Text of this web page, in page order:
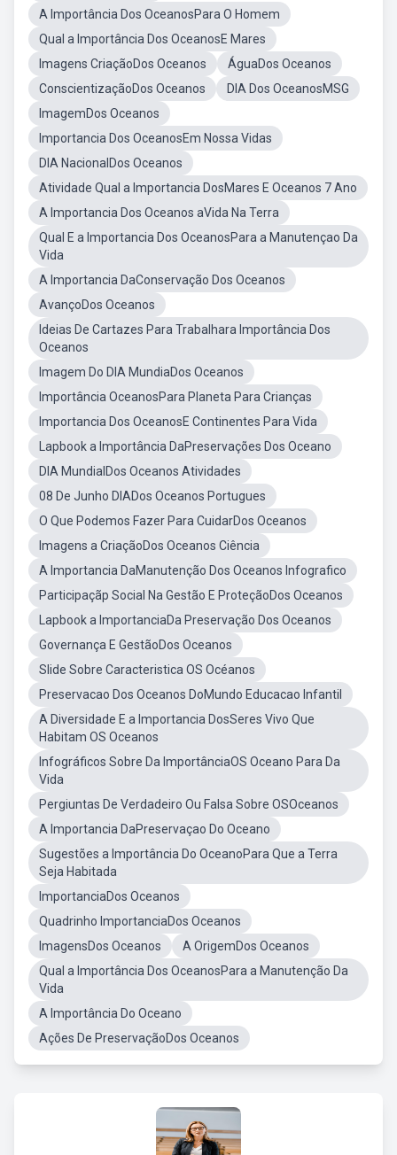
A Importância Dos OceanosPara O Homem
Qual a Importância Dos OceanosE Mares
Imagens CriaçãoDos Oceanos
ÁguaDos Oceanos
ConscientizaçãoDos Oceanos
DIA Dos OceanosMSG
ImagemDos Oceanos
Importancia Dos OceanosEm Nossa Vidas
DIA NacionalDos Oceanos
Atividade Qual a Importancia DosMares E Oceanos 7 Ano
A Importancia Dos Oceanos aVida Na Terra
Qual E a Importancia Dos OceanosPara a Manutençao Da
Vida
A Importancia DaConservação Dos Oceanos
AvançoDos Oceanos
Ideias De Cartazes Para Trabalhara Importância Dos
Oceanos
Imagem Do DIA MundiaDos Oceanos
Importância OceanosPara Planeta Para Crianças
Importancia Dos OceanosE Continentes Para Vida
Lapbook a Importância DaPreservações Dos Oceano
DIA MundialDos Oceanos Atividades
08 De Junho DIADos Oceanos Portugues
O Que Podemos Fazer Para CuidarDos Oceanos
Imagens a CriaçãoDos Oceanos Ciência
A Importancia DaManutenção Dos Oceanos Infografico
Participaçãp Social Na Gestão E ProteçãoDos Oceanos
Lapbook a ImportanciaDa Preservação Dos Oceanos
Governança E GestãoDos Oceanos
Slide Sobre Caracteristica OS Océanos
Preservacao Dos Oceanos DoMundo Educacao Infantil
A Diversidade E a Importancia DosSeres Vivo Que
Habitam OS Oceanos
Infográficos Sobre Da ImportânciaOS Oceano Para Da
Vida
Pergiuntas De Verdadeiro Ou Falsa Sobre OSOceanos
A Importancia DaPreservaçao Do Oceano
Sugestões a Importância Do OceanoPara Que a Terra
Seja Habitada
ImportanciaDos Oceanos
Quadrinho ImportanciaDos Oceanos
ImagensDos Oceanos
A OrigemDos Oceanos
Qual a Importância Dos OceanosPara a Manutenção Da
Vida
A Importância Do Oceano
Ações De PreservaçãoDos Oceanos